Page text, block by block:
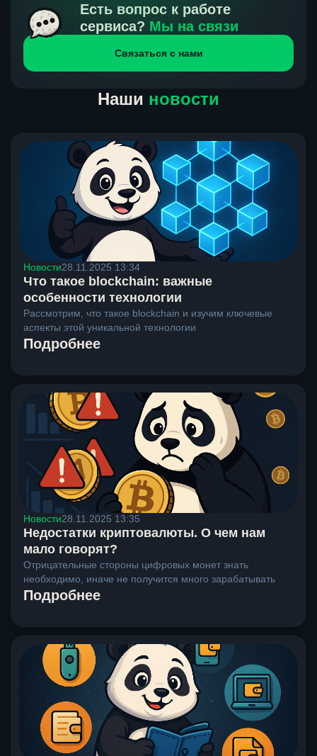
получения нами средств от тебя, а на другой части
направлений курс, указанный на сайте, является
окончательным. Если сомневаешься, напиши в онлайн-
чат на сайте, мы поможем разобраться.
Есть вопрос к работе
сервиса? Мы на связи
Связаться с нами
Наши новости
Новости28.11.2025 13:34
Что такое blockchain: важные
особенности технологии
Рассмотрим, что такое blockchain и изучим ключевые
аспекты этой уникальной технологии
Подробнее
Новости28.11.2025 13:35
Недостатки криптовалюты. О чем нам
мало говорят?
Отрицательные стороны цифровых монет знать
необходимо, иначе не получится много зарабатывать
Подробнее